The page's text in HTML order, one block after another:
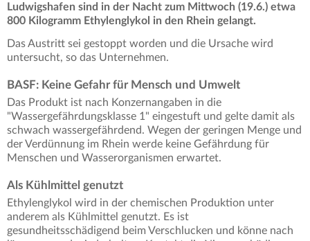
Ludwigshafen sind in der Nacht zum Mittwoch (19.6.) etwa
800 Kilogramm Ethylenglykol in den Rhein gelangt.
Das Austritt sei gestoppt worden und die Ursache wird
untersucht, so das Unternehmen.
BASF: Keine Gefahr für Mensch und Umwelt
Das Produkt ist nach Konzernangaben in die
"Wassergefährdungsklasse 1" eingestuft und gelte damit als
schwach wassergefährdend. Wegen der geringen Menge und
der Verdünnung im Rhein werde keine Gefährdung für
Menschen und Wasserorganismen erwartet.
Als Kühlmittel genutzt
Ethylenglykol wird in der chemischen Produktion unter
anderem als Kühlmittel genutzt. Es ist
gesundheitsschädigend beim Verschlucken und könne nach